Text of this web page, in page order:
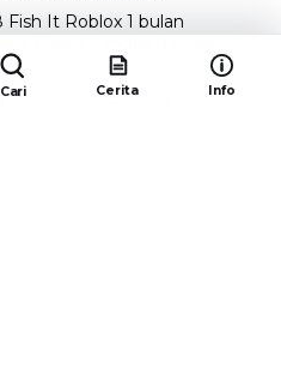
It Roblox 1 bulan
2024, Ada Film
Cari Cerita Info